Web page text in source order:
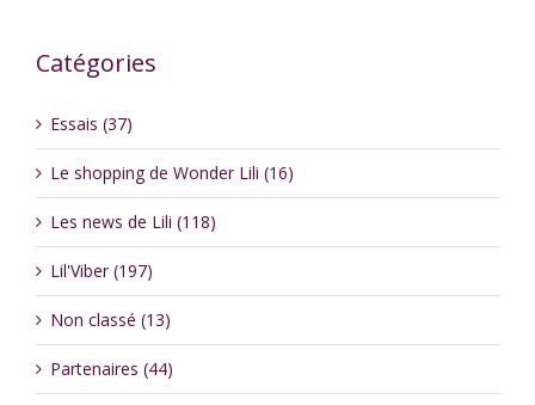
Catégories
Essais (37)
Le shopping de Wonder Lili (16)
Les news de Lili (118)
Lil'Viber (197)
Non classé (13)
Partenaires (44)